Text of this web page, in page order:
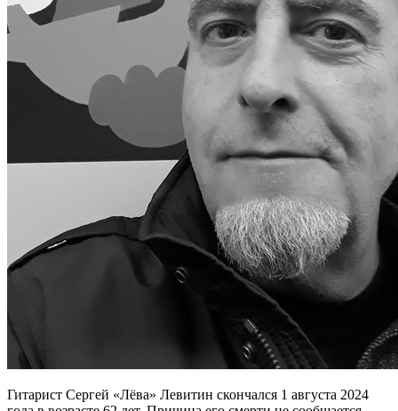
Гитарист Сергей «Лёва» Левитин скончался 1 августа 2024